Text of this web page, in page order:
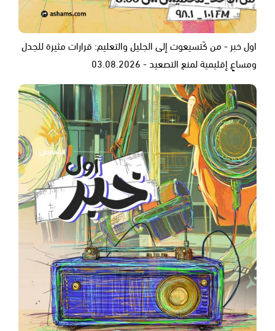
اول خبر - من كَتسيعوت إلى الجليل والتعليم: قرارات مثيرة للجدل
ومساعٍ إقليمية لمنع التصعيد - 03.08.2026